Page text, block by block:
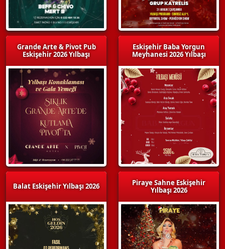
Grande Arte & Pivot Pub
Eskişehir 2026 Yılbaşı
Balat Eskişehir Yılbaşı 2026
Eskişehir Baba Yorgun
Meyhanesi 2026 Yılbaşı
Piraye Sahne Eskişehir
Yılbaşı 2026